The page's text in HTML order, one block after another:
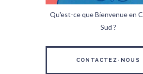
Qu'est-ce que Bienvenue en
Sud ?
CONTACTEZ-NOUS